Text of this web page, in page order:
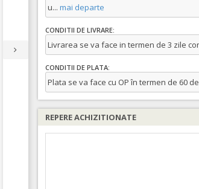
u... mai departe
CONDITII DE LIVRARE:
Livrarea se va face in termen de 3 zile
CONDITII DE PLATA:
Plata se va face cu OP în termen de 60
REPERE ACHIZITIONATE